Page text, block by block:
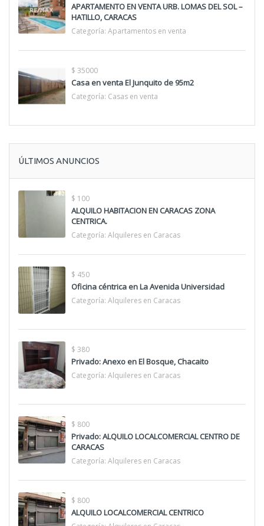
APARTAMENTO EN VENTA URB. LOMAS DEL SOL –
HATILLO, CARACAS
Categoría: Apartamentos en venta
$ 35000
Casa en venta El Junquito de 95m2
Categoría: Casas en venta
ÚLTIMOS ANUNCIOS
$ 100
ALQUILO HABITACION EN CARACAS ZONA
CENTRICA.
Categoría: Alquileres en Caracas
$ 450
Oficina céntrica en La Avenida Universidad
Categoría: Alquileres en Caracas
$ 380
Privado: Anexo en El Bosque, Chacaito
Categoría: Alquileres en Caracas
$ 800
Privado: ALQUILO LOCALCOMERCIAL CENTRO DE
CARACAS
Categoría: Alquileres en Caracas
$ 800
ALQUILO LOCALCOMERCIAL CENTRICO